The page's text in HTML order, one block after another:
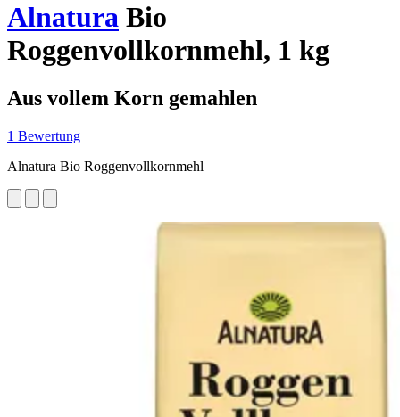
Alnatura Bio
Roggenvollkornmehl, 1 kg
Aus vollem Korn gemahlen
1 Bewertung
Alnatura Bio Roggenvollkornmehl